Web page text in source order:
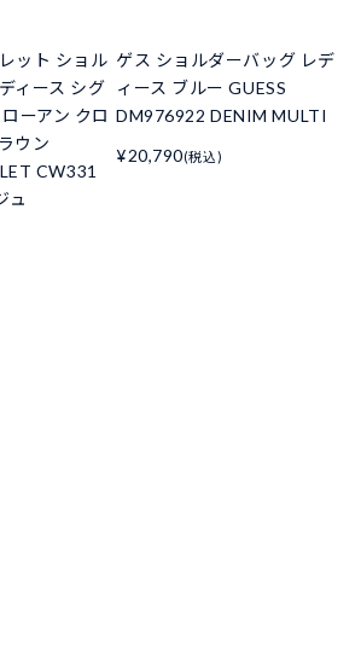
ット ショル
ィース シグ
ーアン クロ
ウン
CW331
ュ
ゲス ショルダーバッグ レデ
ィース ブルー GUESS
DM976922 DENIM MULTI
¥20,790(税込)